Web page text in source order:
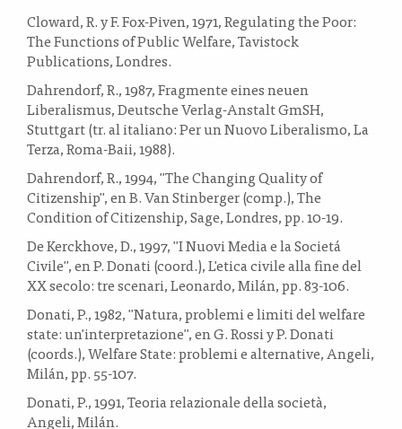
Cloward, R. y F. Fox-Piven, 1971, Regulating the Poor:
The Functions of Public Welfare, Tavistock
Publications, Londres.
Dahrendorf, R., 1987, Fragmente eines neuen
Liberalismus, Deutsche Verlag-Anstalt GmSH,
Stuttgart (tr. al italiano: Per un Nuovo Liberalismo, La
Terza, Roma-Baii, 1988).
Dahrendorf, R., 1994, "The Changing Quality of
Citizenship", en B. Van Stinberger (comp.), The
Condition of Citizenship, Sage, Londres, pp. 10-19.
De Kerckhove, D., 1997, "I Nuovi Media e la Societá
Civile", en P. Donati (coord.), L'etica civile alla fine del
XX secolo: tre scenari, Leonardo, Milán, pp. 83-106.
Donati, P., 1982, "Natura, problemi e limiti del welfare
state: un'interpretazione", en G. Rossi y P. Donati
(coords.), Welfare State: problemi e alternative, Angeli,
Milán, pp. 55-107.
Donati, P., 1991, Teoria relazionale della società,
Angeli, Milán.